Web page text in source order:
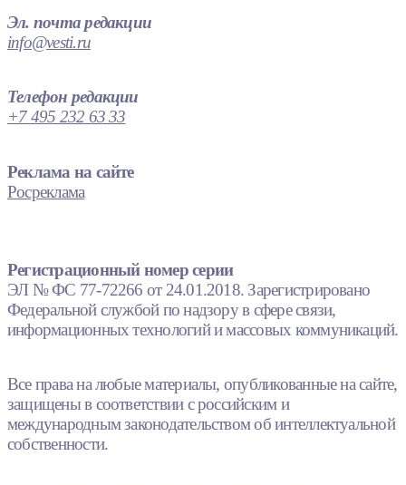
Эл. почта редакции
info@vesti.ru
Телефон редакции
+7 495 232 63 33
Реклама на сайте
Росреклама
Регистрационный номер серии
ЭЛ № ФС 77-72266 от 24.01.2018. Зарегистрировано
Федеральной службой по надзору в сфере связи,
информационных технологий и массовых коммуникаций.
Все права на любые материалы, опубликованные на сайте,
защищены в соответствии с российским и
международным законодательством об интеллектуальной
собственности.